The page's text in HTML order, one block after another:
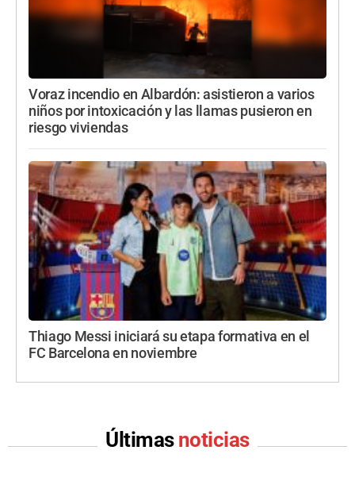
Voraz incendio en Albardón: asistieron a varios
niños por intoxicación y las llamas pusieron en
riesgo viviendas
Thiago Messi iniciará su etapa formativa en el
FC Barcelona en noviembre
Últimas noticias